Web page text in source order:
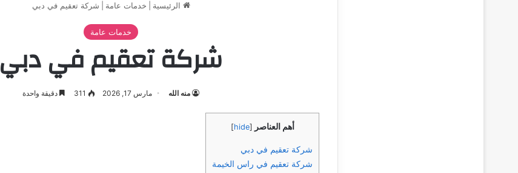
الرئيسية خدمات عامة شركة تعقيم في دبي
خدمات عامة
شركة تعقيم في دبي
منه الله مارس 17, 2026 311 دقيقة واحدة
أهم العناصر [
hide
]
شركة تعقيم في دبي
شركة تعقيم في راس الخيمة